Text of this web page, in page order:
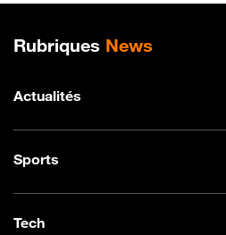
Plan de site
Rubriques News
Actualités
Sports
Tech